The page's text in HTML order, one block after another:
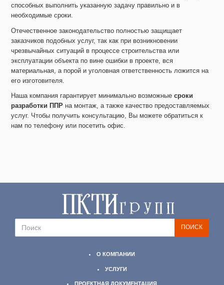
способных выполнить указанную задачу правильно и в
необходимые сроки.
Отечественное законодательство полностью защищает
заказчиков подобных услуг, так как при возникновении
чрезвычайных ситуаций в процессе строительства или
эксплуатации объекта по вине ошибки в проекте, вся
материальная, а порой и уголовная ответственность ложится на
его изготовителя.
Наша компания гарантирует минимально возможныесроки
разработки ППР на монтаж, а также качество предоставляемых
услуг. Чтобы получить консультацию, Вы можете обратиться к
нам по телефону или посетить офис.
О КОМПАНИИ
УСЛУГИ
ПРОЕКТНАЯ ДОКУМЕНТАЦИЯ